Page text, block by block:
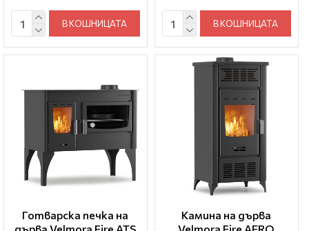
В КОШНИЦАТА В КОШНИЦАТА
Готварска печка на
Камина на дърва